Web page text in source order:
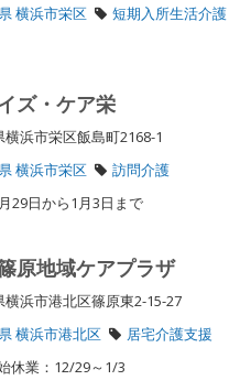
横浜市栄区
短期入所生活介護
ズ・ケア栄
浜市栄区飯島町2168-1
横浜市栄区
訪問介護
29日から1月3日まで
原地域ケアプラザ
浜市港北区篠原東2-15-27
横浜市港北区
居宅介護支援
休業：12/29～1/3